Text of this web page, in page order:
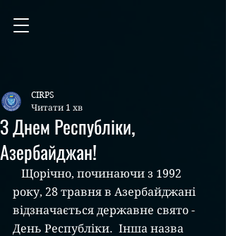
З Днем Республіки,
Азербайджан!
CIRPS
Читати 1 хв
року, 28 травня в Азербайджані
відзначається державне свято -
День Республіки.  Інша назва